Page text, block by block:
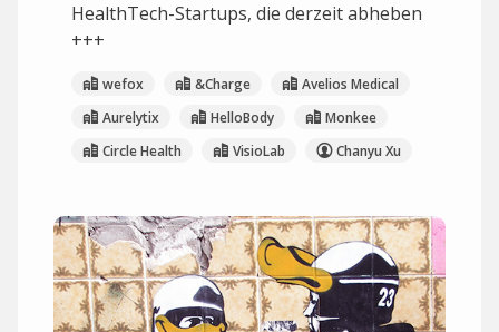
HealthTech-Startups, die derzeit abheben
+++
wefox &Charge
Avelios Medical
Aurelytix
HelloBody
Monkee
Circle Health
VisioLab Chanyu Xu